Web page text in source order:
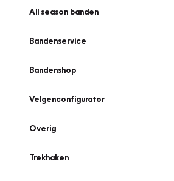
All season banden
Bandenservice
Bandenshop
Velgenconfigurator
Overig
Trekhaken